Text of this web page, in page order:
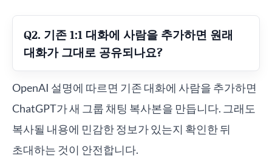
Q2. 기존 1:1 대화에 사람을 추가하면 원래
대화가 그대로 공유되나요?
OpenAI 설명에 따르면 기존 대화에 사람을 추가하면
ChatGPT가 새 그룹 채팅 복사본을 만듭니다. 그래도
복사될 내용에 민감한 정보가 있는지 확인한 뒤
초대하는 것이 안전합니다.